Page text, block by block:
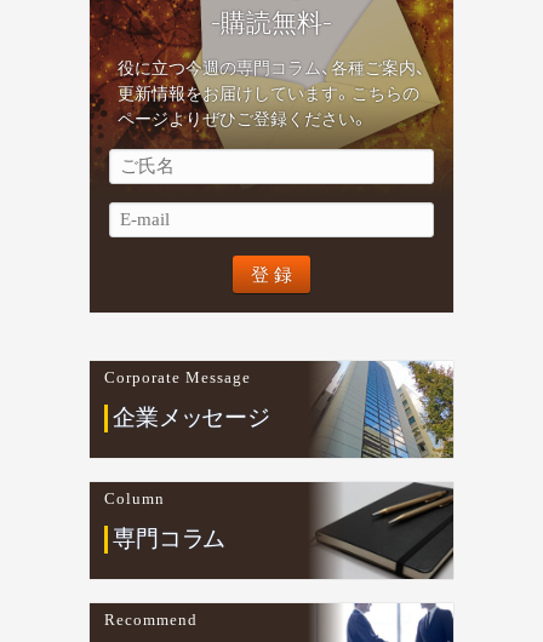
-購読無料-
役に立つ今週の専門コラム、各種ご案内、
更新情報をお届けしています。こちらの
ページよりぜひご登録ください。
Corporate Message
企業メ ッセージ
Column
専門コ ラム
Recommend